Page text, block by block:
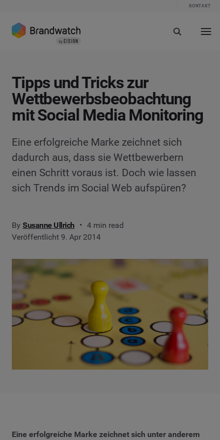
KONTAKT
Tipps und Tricks zur
Wettbewerbsbeobachtung
mit Social Media Monitoring
Eine erfolgreiche Marke zeichnet sich
dadurch aus, dass sie Wettbewerbern
einen Schritt voraus ist. Doch wie lassen
sich Trends im Social Web aufspüren?
By Susanne Ullrich
4 min read
Veröffentlicht 9. Apr 2014
Eine erfolgreiche Marke zeichnet sich unter anderem